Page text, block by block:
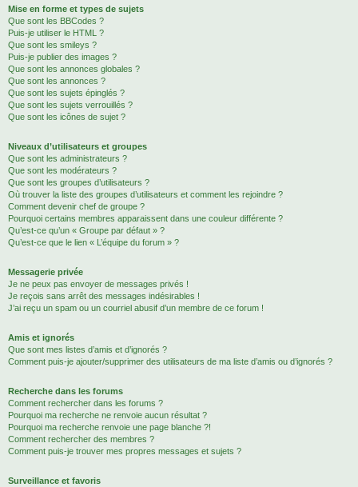
Mise en forme et types de sujets
Que sont les BBCodes ?
Puis-je utiliser le HTML ?
Que sont les smileys ?
Puis-je publier des images ?
Que sont les annonces globales ?
Que sont les annonces ?
Que sont les sujets épinglés ?
Que sont les sujets verrouillés ?
Que sont les icônes de sujet ?
Niveaux d’utilisateurs et groupes
Que sont les administrateurs ?
Que sont les modérateurs ?
Que sont les groupes d’utilisateurs ?
Où trouver la liste des groupes d’utilisateurs et comment les rejoindre ?
Comment devenir chef de groupe ?
Pourquoi certains membres apparaissent dans une couleur différente ?
Qu’est-ce qu’un « Groupe par défaut » ?
Qu’est-ce que le lien « L’équipe du forum » ?
Messagerie privée
Je ne peux pas envoyer de messages privés !
Je reçois sans arrêt des messages indésirables !
J’ai reçu un spam ou un courriel abusif d’un membre de ce forum !
Amis et ignorés
Que sont mes listes d’amis et d’ignorés ?
Comment puis-je ajouter/supprimer des utilisateurs de ma liste d’amis ou d’ignorés ?
Recherche dans les forums
Comment rechercher dans les forums ?
Pourquoi ma recherche ne renvoie aucun résultat ?
Pourquoi ma recherche renvoie une page blanche ?!
Comment rechercher des membres ?
Comment puis-je trouver mes propres messages et sujets ?
Surveillance et favoris